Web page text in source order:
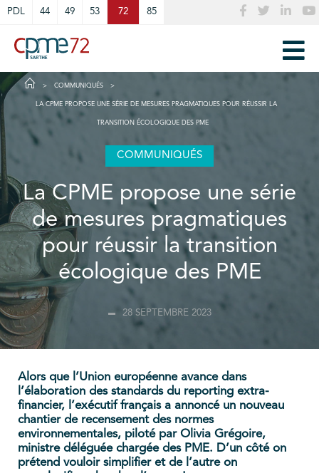
PDL 44 49 53 72 85
COMMUNIQUÉS
LA CPME PROPOSE UNE SÉRIE DE MESURES PRAGMATIQUES POUR RÉUSSIR LA
TRANSITION ÉCOLOGIQUE DES PME
COMMUNIQUÉS
La CPME propose une série
de mesures pragmatiques
pour réussir la transition
écologique des PME
28 SEPTEMBRE 2023
Alors que l’Union européenne avance dans
l’élaboration des standards du reporting extra-
financier, l’exécutif français a annoncé un nouveau
chantier de recensement des normes
environnementales, piloté par Olivia Grégoire,
ministre déléguée chargée des PME. D’un côté on
prétend vouloir simplifier et de l’autre on
Cookies management panel